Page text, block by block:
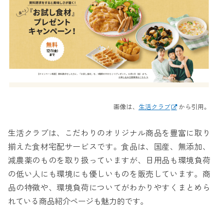
画像は、 生活クラブ から引用。
生活クラブは、こだわりのオリジナル商品を豊富に取り
揃えた食材宅配サービスです。食品は、国産、無添加、
減農薬のものを取り扱っていますが、日用品も環境負荷
の低い人にも環境にも優しいものを販売しています。商
品の特徴や、環境負荷についてがわかりやすくまとめら
れている商品紹介ページも魅力的です。